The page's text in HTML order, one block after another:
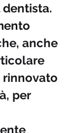
anche
rinnovato
per